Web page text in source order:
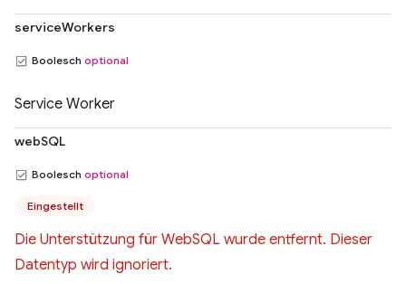
serviceWorkers
Boolesch optional
Service Worker
webSQL
Boolesch optional
Eingestellt
Die Unterstützung für WebSQL wurde entfernt. Dieser
Datentyp wird ignoriert.